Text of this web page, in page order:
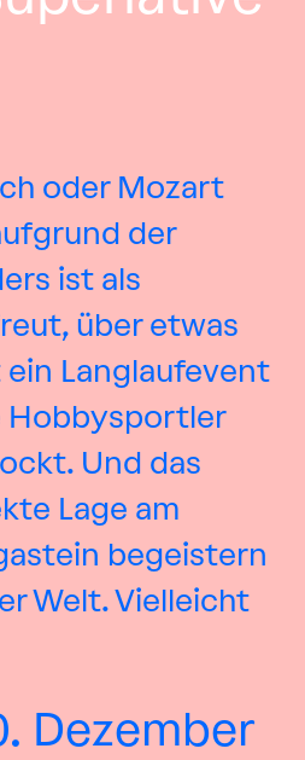
oder Mozart
der
ist als
über etwas
ein Langlaufevent
Hobbysportler
Und das
Lage am
begeistern
Welt. Vielleicht
Dezember